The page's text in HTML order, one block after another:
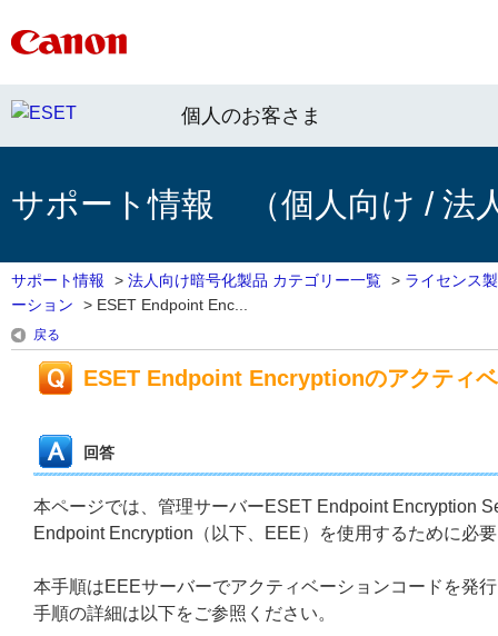
個人のお客さま
サポート情報 （個人向け / 法
サポート情報 > 法人向け暗号化製品 カテゴリー一覧 > ライセンス
ーション
> ESET Endpoint Enc...
戻る
ESET Endpoint Encryptionのアクティ
回答
本ページでは、管理サーバーESET Endpoint Encryption
Endpoint Encryption（以下、EEE）を使用するために必
本手順はEEEサーバーでアクティベーションコードを発
手順の詳細は以下をご参照ください。